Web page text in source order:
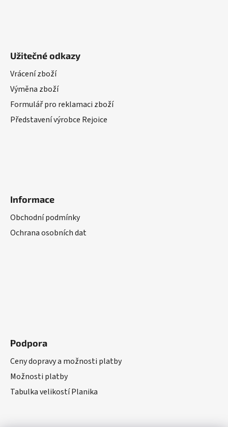
Užitečné odkazy
Vrácení zboží
Výměna zboží
Formulář pro reklamaci zboží
Představení výrobce Rejoice
Informace
Obchodní podmínky
Ochrana osobních dat
Podpora
Ceny dopravy a možnosti platby
Možnosti platby
Tabulka velikostí Planika